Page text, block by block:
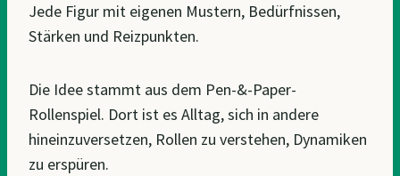
Jede Figur mit eigenen Mustern, Bedürfnissen,
Stärken und Reizpunkten.
Die Idee stammt aus dem Pen-&-Paper-
Rollenspiel. Dort ist es Alltag, sich in andere
hineinzuversetzen, Rollen zu verstehen, Dynamiken
zu erspüren.